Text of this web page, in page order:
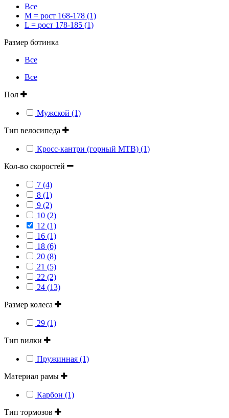
Все
M = рост 168-178 (1)
L = рост 178-185 (1)
Размер ботинка
Все
Все
Пол
Мужской (1)
Тип велосипеда
Кросс-кантри (горный MTB) (1)
Кол-во скоростей
7 (4)
8 (1)
9 (2)
10 (2)
12 (1)
16 (1)
18 (6)
20 (8)
21 (5)
22 (2)
24 (13)
Размер колеса
29 (1)
Тип вилки
Пружинная (1)
Материал рамы
Карбон (1)
Тип тормозов